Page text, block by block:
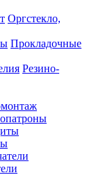
Оргстекло,
Прокладочные
Резино-